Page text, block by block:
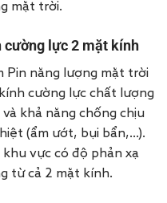
mặt trời.
cường lực 2 mặt kính
Pin năng lượng mặt trời
cường lực chất lượng
khả năng chống chịu
(ẩm ướt, bụi bẩn,…).
vực có độ phản xạ
từ cả 2 mặt kính.